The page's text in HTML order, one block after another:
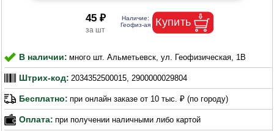
45 ₽
В наличии: много шт. Альметьевск, ул. Геофизическая, 1В
Штрих-код: 2034352500015, 2900000029804
Бесплатно: при онлайн заказе от 10 тыс. ₽ (по городу)
Оплата: при получении наличными либо картой